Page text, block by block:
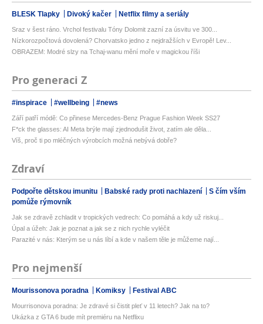
BLESK Tlapky Divoký kačer Netflix filmy a seriály
Sraz v šest ráno. Vrchol festivalu Tóny Dolomit zazní za úsvitu ve 300...
Nízkorozpočtová dovolená? Chorvatsko jedno z nejdražších v Evropě! Lev...
OBRAZEM: Modré slzy na Tchaj-wanu mění moře v magickou říši
Pro generaci Z
#inspirace #wellbeing #news
Září patří módě: Co přinese Mercedes-Benz Prague Fashion Week SS27
F*ck the glasses: AI Meta brýle mají zjednodušit život, zatím ale děla...
Víš, proč ti po mléčných výrobcích možná nebývá dobře?
Zdraví
Podpořte dětskou imunitu Babské rady proti nachlazení
S čím vším
pomůže rýmovník
Jak se zdravě zchladit v tropických vedrech: Co pomáhá a kdy už riskuj...
Úpal a úžeh: Jak je poznat a jak se z nich rychle vyléčit
Parazité v nás: Kterým se u nás líbí a kde v našem těle je můžeme nají...
Pro nejmenší
Mourissonova poradna Komiksy Festival ABC
Mourrisonova poradna: Je zdravé si čistit pleť v 11 letech? Jak na to?
Ukázka z GTA 6 bude mít premiéru na Netflixu